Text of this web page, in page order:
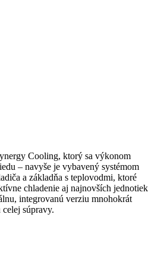
Cooling, ktorý sa výkonom
– navyše je vybavený systémom
a základňa s teplovodmi, ktoré
chladenie aj najnovších jednotiek
integrovanú verziu mnohokrát
súpravy.